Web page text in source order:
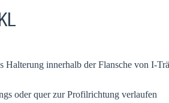
Halterung innerhalb der Flansche von I-
oder quer zur Profilrichtung verlaufen